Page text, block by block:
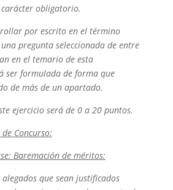
obligatorio.
por escrito en el término
pregunta seleccionada de entre
en el temario de esta
ser formulada de forma que
de más de un apartado.
ejercicio será de 0 a 20 puntos.
de Concurso:
Baremación de méritos:
que sean justificados